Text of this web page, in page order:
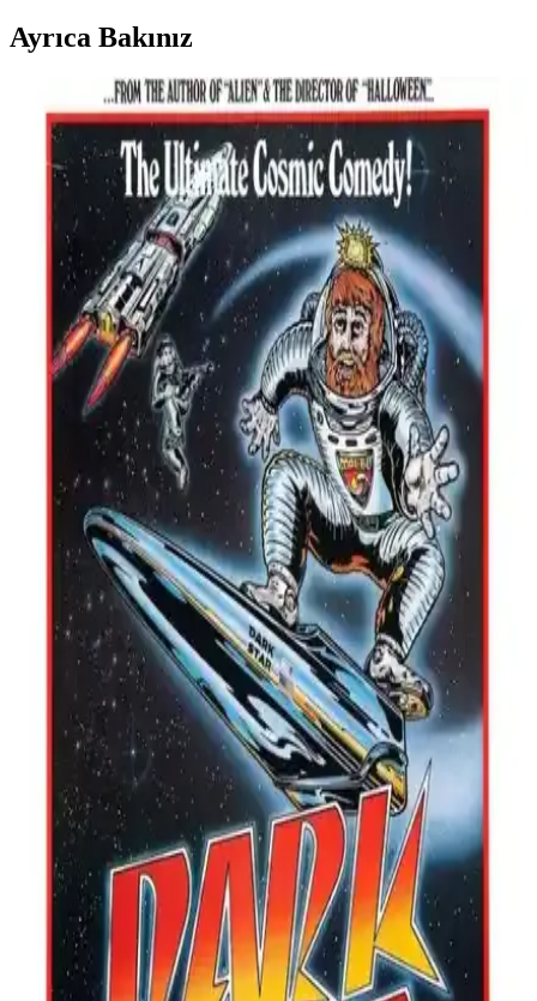
Ayrıca Bakınız
Retro Ahşap Poster Karşılaştırması: Dışarıdan Stres
Getirmek Yasaktır ve Edebiyat Sokağı Setleri
İki farklı retro ahşap poster ürününü karşılaştırıyoruz. Dışarıdan stres
getirmek yasaktır yazılı poster ve edebiyat temalı setler, kalite ve
kullanım açısından detaylı analizlerle ev dekorasyonunuza yeni bir
soluk getiriyor.
Softclass Kitchen 9 Parça Set: Modern Ahşap
Mutfak Dekorasyonu ve Fonksiyonellik
Softclass Kitchen 9 Parça seti, doğal ahşap malzeme ve modern
tasarımıyla mutfağınıza şıklık ve fonksiyonellik sunar. Siyah renk ve
kuş figürlü dekorla sıcak bir atmosfer yaratır.
Hediyeler Kapında ve Malikü’l Mülk Kanvas
Tabloların Detaylı Karşılaştırması
İki farklı kanvas tabloyu karşılaştırıyoruz: Hediyeler Kapında ve
Malikü’l Mülk. Kalite, malzeme, dayanıklılık ve kullanıcı
yorumlarıyla ilgili detaylar, evinizi ve hediye seçeneklerinizi
belirlemenize yardımcı olur.
Ahşap Terek Dekorasyonunda Doğal ve Sıcak
Atmosfer Yaratmanın Yolları
Ahşap terekler, doğal ve sıcak bir ortam yaratmak için ideal,
dayanıklı ve estetik açıdan çeşitli seçenekler sunar. Mekanlara
karakter katarak uzun ömürlü kullanım sağlar.
Fincan Saksı ile Ev Dekorasyonunda Şıklık ve
Fonksiyonellik Sağlayan Yaratıcı Çözümler
Fincan saksılar, küçük ve şık tasarımlarıyla ev dekorasyonunuza
doğal bir dokunuş sağlar. Farklı tarzlara uygun, pratik ve ekonomik
çözümler sunar.
Harikabirev Beyaz Çiçek Modeli: Estetik ve
Dayanıklılık Sunan Modern Duvar Dekoru